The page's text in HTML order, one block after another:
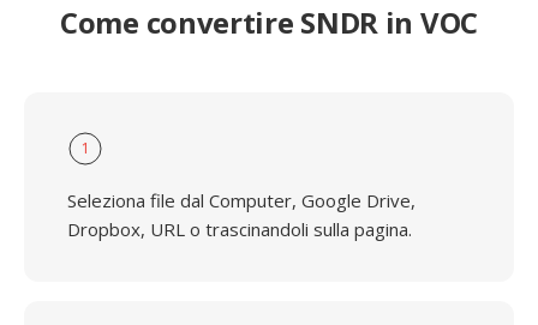
Come convertire SNDR in VOC
1
Seleziona file dal Computer, Google Drive,
Dropbox, URL o trascinandoli sulla pagina.